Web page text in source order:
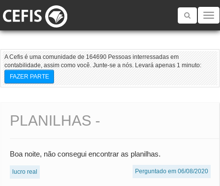
Toggle
A Cefis é uma comunidade de 164690 Pessoas interressadas em
contabilidade, assim como você. Junte-se a nós. Levará apenas 1 minuto:
FAZER PARTE
PLANILHAS -
Boa noite, não consegui encontrar as planilhas.
lucro real Perguntado em 06/08/2020